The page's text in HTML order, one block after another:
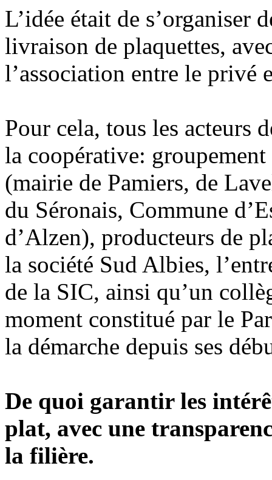
L’idée était de s’organiser
livraison de plaquettes,
l’association entre le privé
Pour cela, tous les acteurs
la coopérative:
(mairie de Pamiers, de
du Séronais, Commune
d’Alzen), producteurs de
la société Sud Albies,
de la SIC, ainsi qu’un
moment constitué par le
la démarche depuis ses
De quoi garantir les
plat, avec une
la filière.